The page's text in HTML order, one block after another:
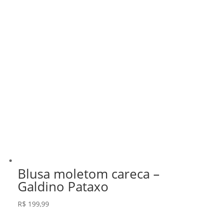
Blusa moletom careca –
Galdino Pataxo
R$ 199,99